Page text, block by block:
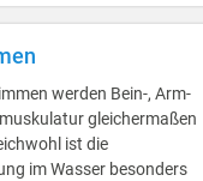
werden Bein-, Arm-
gleichermaßen
ist die
im Wasser besonders